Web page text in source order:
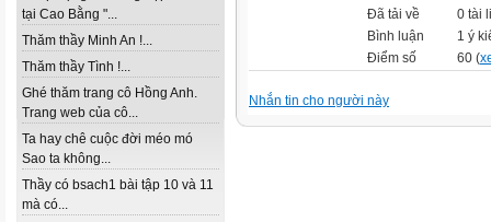
tại Cao Bằng "...
Thăm thầy Minh An !...
Thăm thầy Tình !...
Ghé thăm trang cô Hồng Anh.
Trang web của cô...
Ta hay chê cuộc đời méo mó
Sao ta không...
Thầy có bsach1 bài tập 10 và 11
mà có...
Đã tải về
0 tài
Bình luận
1 ý
Điểm số
60 (
Nhắn tin cho người này